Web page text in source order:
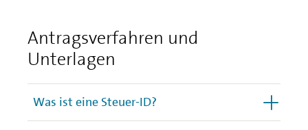
Antragsverfahren und
Unterlagen
Was ist eine Steuer-ID?